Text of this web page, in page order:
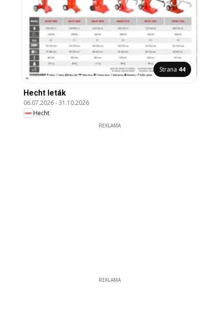
Strana 44
Hecht leták
06.07.2026-31.10.2026
Hecht
REKLAMA
REKLAMA